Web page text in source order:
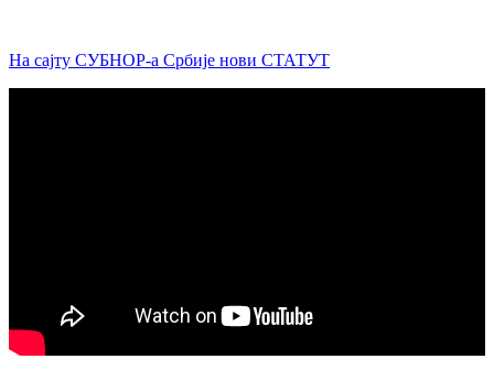
На сајту СУБНОР-а Србије нови СТАТУТ